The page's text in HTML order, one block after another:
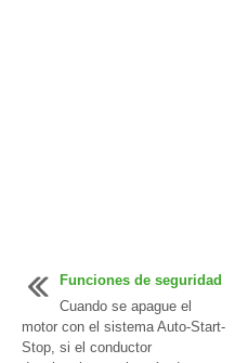
Funciones de seguridad
Cuando se apague el
motor con el sistema Auto-Start-
Stop, si el conductor